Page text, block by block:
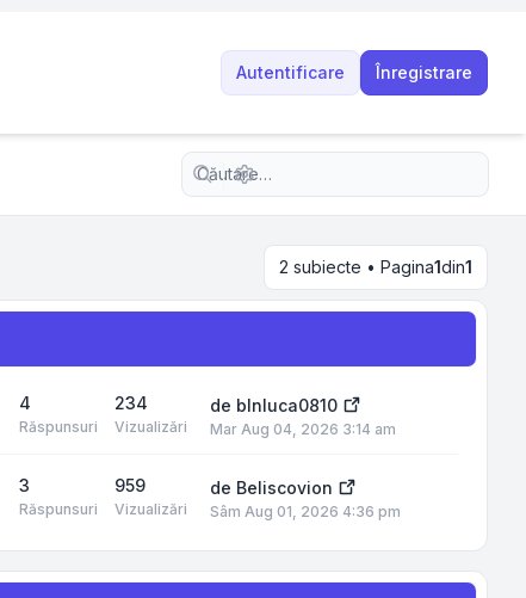
Autentificare Înregistrare
Căutare avansată
2 subiecte • Pagina1din1
4
Răspunsuri
234
Vizualizări
de blnluca0810
Mar Aug 04, 2026 3:14 am
3
Răspunsuri
959
Vizualizări
de Beliscovion
Sâm Aug 01, 2026 4:36 pm